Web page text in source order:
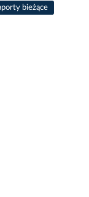
bieżące